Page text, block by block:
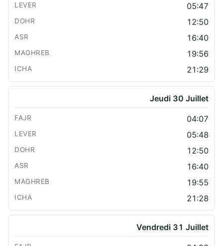
05:47
12:50
16:40
19:56
21:29
Jeudi 30 Juillet
04:07
05:48
12:50
16:40
19:55
21:28
Vendredi 31 Juillet